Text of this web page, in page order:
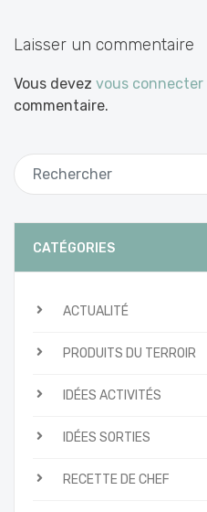
Laisser un commentaire
Vous devez vous connecter
commentaire.
CATÉGORIES
ACTUALITÉ
PRODUITS DU TERROIR
IDÉES ACTIVITÉS
IDÉES SORTIES
RECETTE DE CHEF